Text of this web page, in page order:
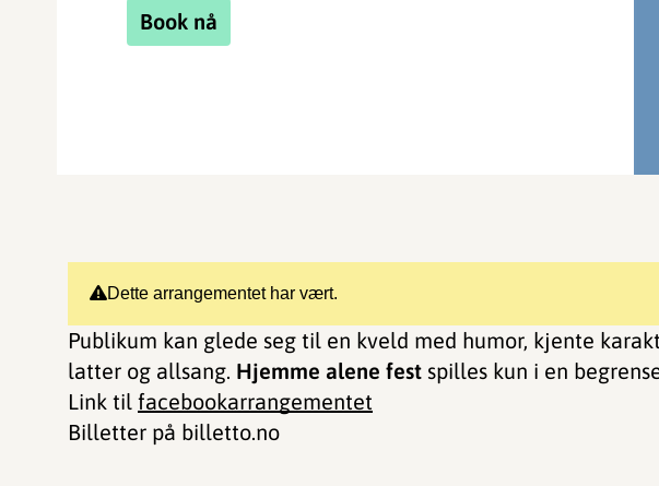
Book nå
Dette arrangementet har vært.
Publikum kan glede seg til en kveld med humor, kjente
latter og allsang. Hjemme alene fest spilles kun i en
Link til facebookarrangementet
Billetter på billetto.no